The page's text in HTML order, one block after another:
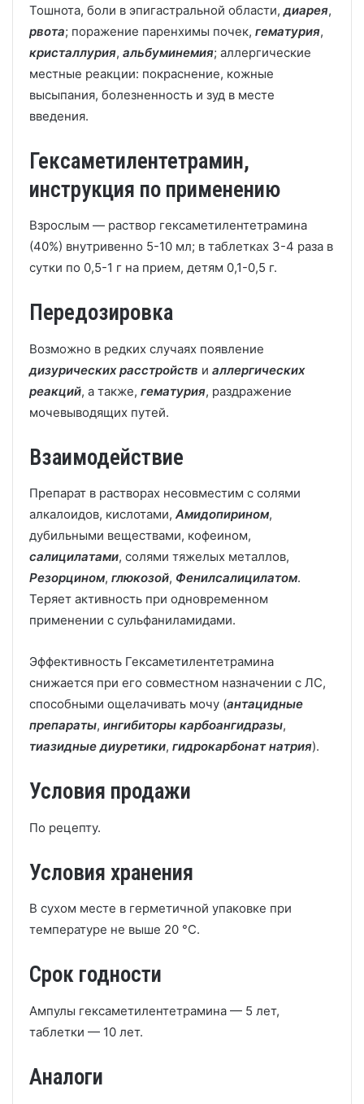
Тошнота, боли в эпигастральной области,диарея,
рвота; поражение паренхимы почек, гематурия,
кристаллурия, альбуминемия; аллергические
местные реакции: покраснение, кожные
высыпания, болезненность и зуд в месте
введения.
Гексаметилентетрамин,
инструкция по применению
Взрослым — раствор гексаметилентетрамина
(40%) внутривенно 5-10 мл; в таблетках 3-4 раза в
сутки по 0,5-1 г на прием, детям 0,1-0,5 г.
Передозировка
Возможно в редких случаях появление
дизурических расстройств и аллергических
реакций, а также, гематурия, раздражение
мочевыводящих путей.
Взаимодействие
Препарат в растворах несовместим с солями
алкалоидов, кислотами, Амидопирином,
дубильными веществами, кофеином,
салицилатами, солями тяжелых металлов,
Резорцином, глюкозой, Фенилсалицилатом.
Теряет активность при одновременном
применении с сульфаниламидами.
Эффективность Гексаметилентетрамина
снижается при его совместном назначении с ЛС,
способными ощелачивать мочу (антацидные
препараты, ингибиторы карбоангидразы,
тиазидные диуретики, гидрокарбонат натрия).
Условия продажи
По рецепту.
Условия хранения
В сухом месте в герметичной упаковке при
температуре не выше 20 °C.
Срок годности
Ампулы гексаметилентетрамина — 5 лет,
таблетки — 10 лет.
Аналоги